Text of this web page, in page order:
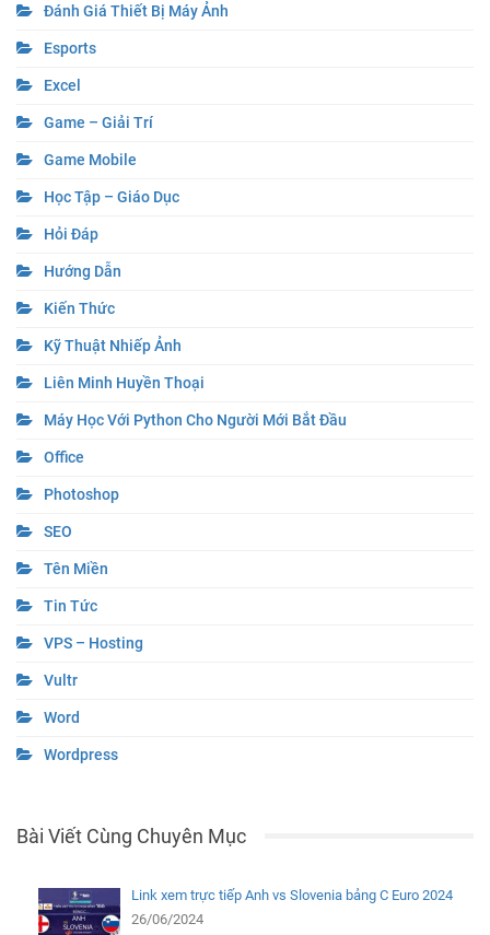
Đánh Giá Thiết Bị Máy Ảnh
Esports
Excel
Game – Giải Trí
Game Mobile
Học Tập – Giáo Dục
Hỏi Đáp
Hướng Dẫn
Kiến Thức
Kỹ Thuật Nhiếp Ảnh
Liên Minh Huyền Thoại
Máy Học Với Python Cho Người Mới Bắt Đầu
Office
Photoshop
SEO
Tên Miền
Tin Tức
VPS – Hosting
Vultr
Word
Wordpress
Bài Viết Cùng Chuyên Mục
Link xem trực tiếp Anh vs Slovenia bảng C Euro 2024
26/06/2024